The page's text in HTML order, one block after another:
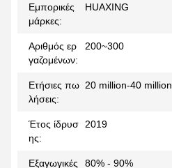
Εμπορικές
μάρκες:
HUAXING
Αριθμός ερ
γαζομένων:
200~300
Ετήσιες πω
λήσεις:
20 million-40 million
Έτος ίδρυσ
ης:
2019
Εξαγωγικές
80% - 90%